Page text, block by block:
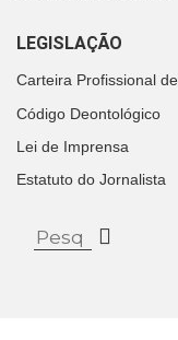
LEGISLAÇÃO
Carteira Profissional
Código Deontológico
Lei de Imprensa
Estatuto do Jornalista